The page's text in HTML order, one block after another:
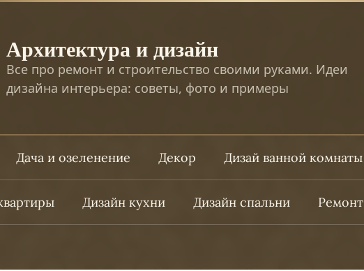
Архитектура и дизайн
Все про ремонт и строительство своими руками. Идеи
дизайна интерьера: советы, фото и примеры
Дача и озеленение Декор Дизай ванной комнаты
Дизайн кухни Дизайн спальни Ремонт